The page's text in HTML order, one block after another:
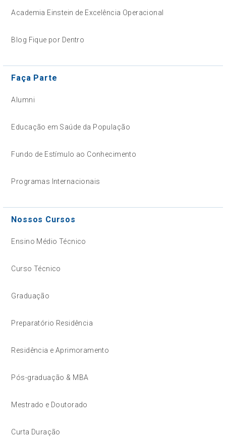
Academia Einstein de Excelência Operacional
Blog Fique por Dentro
Faça Parte
Alumni
Educação em Saúde da População
Fundo de Estímulo ao Conhecimento
Programas Internacionais
Nossos Cursos
Ensino Médio Técnico
Curso Técnico
Graduação
Preparatório Residência
Residência e Aprimoramento
Pós-graduação & MBA
Mestrado e Doutorado
Curta Duração